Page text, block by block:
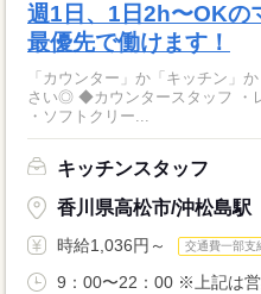
週1日、1日2h〜OKの
最優先で働けます！
「カウンター」か「キッチン」
さい◎ ◆カウンタースタッフ ・レジでの接客、注文 ・ドリンク作り
・ソフトクリー...
キッチンスタッフ
香川県高松市/沖松島駅
時給1,036円～ 交通費一部支
9：00〜22：00 ※上記は